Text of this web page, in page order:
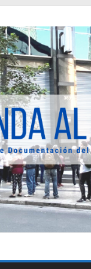
prácticas y
crítica de las
: un